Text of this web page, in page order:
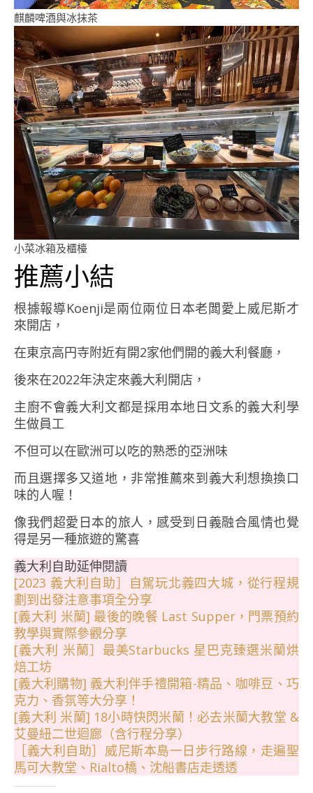
麒麟啤酒與冰抹茶
小菜冰箱及櫃檯
推薦小結
根據報導Koenji是兩位兩位日本老闆愛上威尼斯才
來開店，
在東京高円寺附近有開2家他們開的義大利餐廳，
後來在2022年決定來義大利開店，
主廚不會義大利文都是採用本地日文系的義大利學
生做員工
不但可以在歐洲可以吃的熟悉的亞洲味
而且選擇多又道地，非常推薦來到義大利想換換口
味的人喔！
像我們超愛日本的旅人，感受到日義融合風情也覺
得是另一種旅遊的驚喜
義大利自助延伸閱讀
[2023 義大利自助］自駕玩北義四大城，從行程規
劃到出發注意事項全分享
[義大利 米蘭] 最後的晚餐 Last Supper，門票預約
教學與實際參觀分享
[義大利 米蘭］最美Starbucks 星巴克臻選米蘭烘
焙工坊
[義大利購物] 義大利伴手禮開箱-精品、咖啡豆、巧
克力、香氛等大分享！
[義大利 米蘭] 18小時快閃米蘭！必去米蘭大教堂 &
艾曼紐二世迴廊（含行程分享）
［義大利自助］威尼斯本島一日步行路線，走遍聖
馬可大教堂、Rialto橋、沈船書店走透透